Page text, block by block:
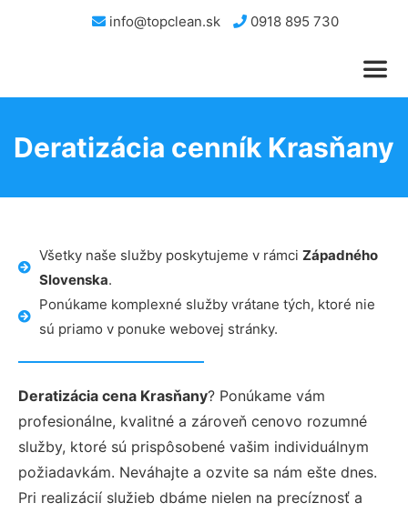
info@topclean.sk 0918 895 730
Deratizácia cenník Krasňany
Všetky naše služby poskytujeme v rámci Západného
Slovenska.
Ponúkame komplexné služby vrátane tých, ktoré nie
sú priamo v ponuke webovej stránky.
Deratizácia cena Krasňany? Ponúkame vám
profesionálne, kvalitné a zároveň cenovo rozumné
služby, ktoré sú prispôsobené vašim individuálnym
požiadavkám. Neváhajte a ozvite sa nám ešte dnes.
Pri realizácií služieb dbáme nielen na precíznosť a